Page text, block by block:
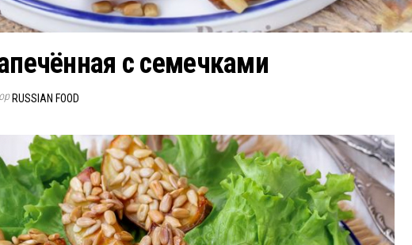
с семечками
RUSSIAN FOOD